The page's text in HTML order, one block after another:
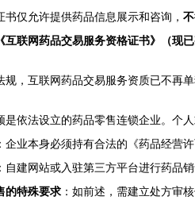
书仅允许提供药品信息展示和咨询，
互联网药品交易服务资格证书》（现已
规，互联网药品交易服务资质已不再
是依法设立的药品零售连锁企业。个
：企业本身必须持有合法的《药品经营
：自建网站或入驻第三方平台进行药品
的特殊要求 ：如前述，需建立处方审